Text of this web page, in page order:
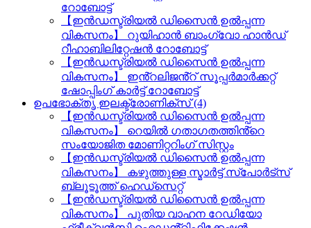
റോബോട്ട്
【ഇൻഡസ്ട്രിയൽ ഡിസൈൻ ഉൽപ്പന്ന
വികസനം】 റുയിഹാൻ ബാംഗ്വോ ഹാൻഡ്
റീഹാബിലിറ്റേഷൻ റോബോട്ട്
【ഇൻഡസ്ട്രിയൽ ഡിസൈൻ ഉൽപ്പന്ന
വികസനം】 ഇൻ്റലിജൻ്റ് സൂപ്പർമാർക്കറ്റ്
ഷോപ്പിംഗ് കാർട്ട് റോബോട്ട്
ഉപഭോക്തൃ ഇലക്ട്രോണിക്സ് (4)
【ഇൻഡസ്ട്രിയൽ ഡിസൈൻ ഉൽപ്പന്ന
വികസനം】 റെയിൽ ഗതാഗതത്തിൻ്റെ
സംയോജിത മോണിറ്ററിംഗ് സിസ്റ്റം
【ഇൻഡസ്ട്രിയൽ ഡിസൈൻ ഉൽപ്പന്ന
വികസനം】 കഴുത്തുള്ള സ്മാർട്ട് സ്പോർട്സ്
ബ്ലൂടൂത്ത് ഹെഡ്സെറ്റ്
【ഇൻഡസ്ട്രിയൽ ഡിസൈൻ ഉൽപ്പന്ന
വികസനം】 പുതിയ വാഹന റേഡിയോ